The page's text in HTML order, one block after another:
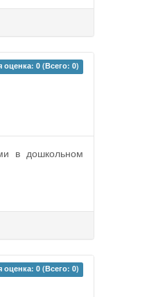
оценка: 0 (Всего: 0)
в дошкольном
оценка: 0 (Всего: 0)